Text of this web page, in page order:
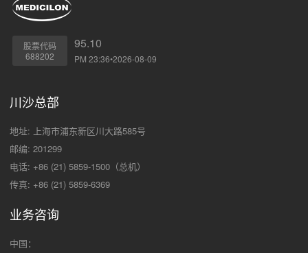
股票代码
688202
95.10
PM 23:36•2026-08-09
川沙总部
地址: 上海市浦东新区川大路585号
邮编: 201299
电话: +86 (21) 5859-1500（总机）
传真: +86 (21) 5859-6369
业务咨询
中国：